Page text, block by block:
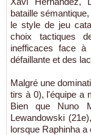
bataille
le style de jeu
choix tactiques
inefficaces face à
défaillante et des
Malgré une
tirs à 0), l'équipe a
Bien que Nuno
Lewandowski
lorsque Raphinha a